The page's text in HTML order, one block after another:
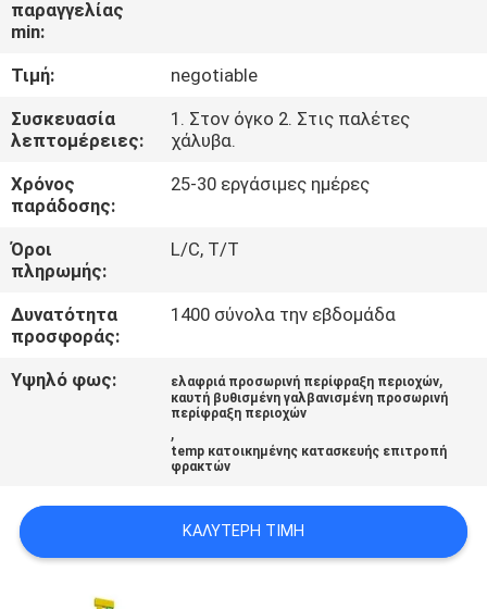
ΕΛΆΤΕ
ΣΕ
ΕΠΑΦΉ
ΜΕ
ΕΙΔΉΣΕΙΣ
ΖΗΤΉΣΤΕ
ΈΝΑ
ΑΠΌΣΠΑΣΜΑ
PRIVACY
POLICY
παραγγελίας
min:
Τιμή:
negotiable
Συσκευασία
λεπτομέρειες:
1. Στον όγκο 2. Στις παλέτες
χάλυβα.
Χρόνος
παράδοσης:
25-30 εργάσιμες ημέρες
Όροι
πληρωμής:
L/C, T/T
Δυνατότητα
προσφοράς:
1400 σύνολα την εβδομάδα
Υψηλό φως: ελαφριά προσωρινή περίφραξη περιοχών,
καυτή βυθισμένη γαλβανισμένη προσωρινή
περίφραξη περιοχών
,
temp κατοικημένης κατασκευής επιτροπή
φρακτών
ΚΑΛΎΤΕΡΗ ΤΙΜΉ